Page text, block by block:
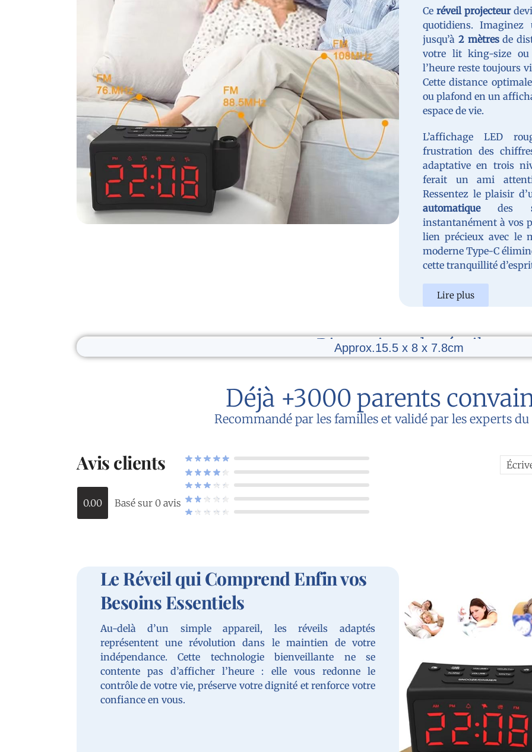
Ceréveil projecteur
quotidiens. Imaginez
jusqu’à 2 mètresde
votre lit king-size ou
l’heure reste toujours
Cette distance
ou plafond en un
espace de vie.
L’affichage LED
frustration des
adaptative en trois
ferait un ami
Ressentez le plaisir
automatiquedes
instantanément à vos
lien précieux avec le
moderne Type-C
cette tranquillité
Lire plus
Dimensions du réveil
Approx.15.5 x 8 x 7.8cm
Déjà +3000 parents
Recommandé par les familles et validé par les experts
Avis clients
0.00 Basé sur 0 avis
Le Réveil qui Comprend Enfin vos
Besoins Essentiels
Au-delà d’un simple appareil, les réveils adaptés
représentent une révolution dans le maintien de votre
indépendance. Cette technologie bienveillante ne se
contente pas d’afficher l’heure : elle vous redonne le
contrôle de votre vie, préserve votre dignité et renforce votre
confiance en vous.